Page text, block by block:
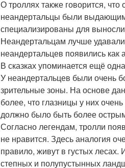
О троллях также говорится,
неандертальцы были
специализированы для
Неандертальцам лучше
неандертальцев появились как
В сказках упоминается ещё
У неандертальцев были очень
зрительные зоны. На основе
более, что глазницы у них
должно было быть более
Согласно легендам, тролли
не нравится. Здесь аналогия
правило, живут в густых
степных и полупустынных